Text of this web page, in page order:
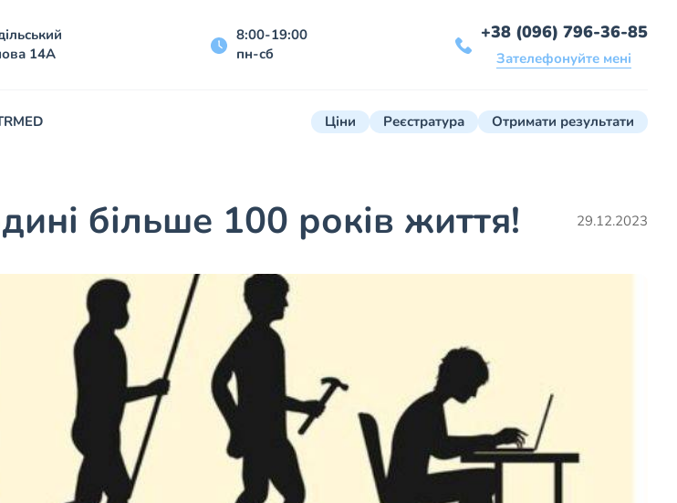
14А
8:00-19:00
пн-сб
+38 (096) 796-36-85
Зателефонуйте мені
Ціни Реєстратура Отримати результати
більше 100 років життя! 29.12.2023